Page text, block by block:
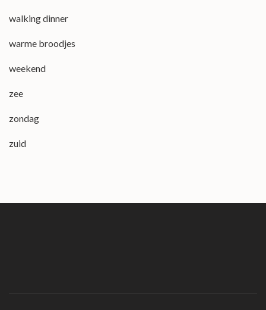
walking dinner
warme broodjes
weekend
zee
zondag
zuid